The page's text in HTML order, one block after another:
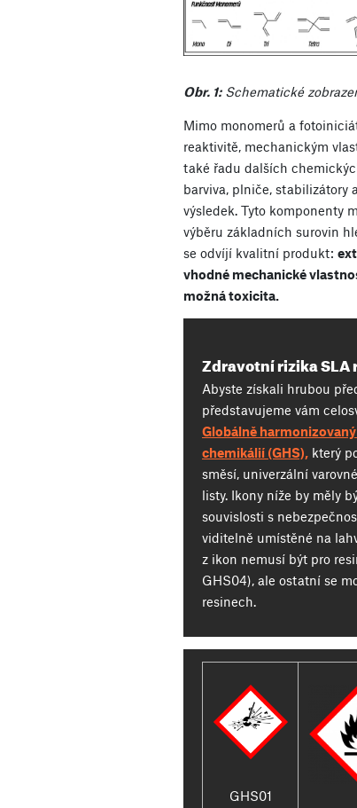
Obr. 1:Schematické
Mimo monomerů a
reaktivitě, mechanickým
také řadu dalších
barviva, plniče, stabilizátory
výsledek. Tyto komponenty
výběru základních surovin
se odvíjí kvalitní produkt:
vhodné mechanické
možná toxicita.
Zdravotní rizika SLA
Abyste získali hrubou
představujeme vám
Globálně
chemikálií (GHS), který
směsí, univerzální
listy. Ikony níže by měly
souvislosti s
viditelně umístěné na
z ikon nemusí být pro
GHS04), ale ostatní se
resinech.
GHS01